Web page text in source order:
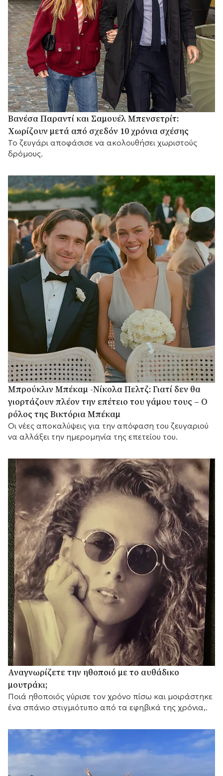
Βανέσα Παραντί και Σαμουέλ Μπενσετρίτ:
Χωρίζουν μετά από σχεδόν 10 χρόνια σχέσης
Το ζευγάρι αποφάσισε να ακολουθήσει χωριστούς
δρόμους.
Μπρούκλιν Μπέκαμ -Νίκολα Πελτζ: Γιατί δεν θα
γιορτάζουν πλέον την επέτειο του γάμου τους – Ο
ρόλος της Βικτόρια Μπέκαμ
Οι νέες αποκαλύψεις για την απόφαση του ζευγαριού
να αλλάξει την ημερομηνία της επετείου του.
Αναγνωρίζετε την ηθοποιό με το αυθάδικο
μουτράκι;
Ποιά ηθοποιός γύρισε τον χρόνο πίσω και μοιράστηκε
ένα σπάνιο στιγμιότυπο από τα εφηβικά της χρόνια,.